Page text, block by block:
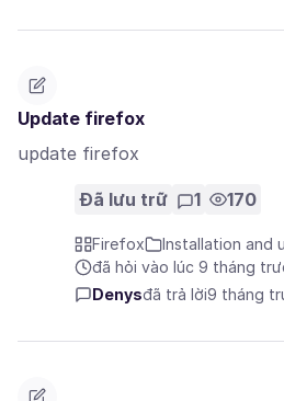
Update firefox
update firefox
Đã lưu trữ 1 170
Firefox
Installation and
đã hỏi vào lúc 9 tháng
Denysđã trả lời9 tháng